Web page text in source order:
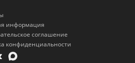
информация
соглашение
конфиденциальности